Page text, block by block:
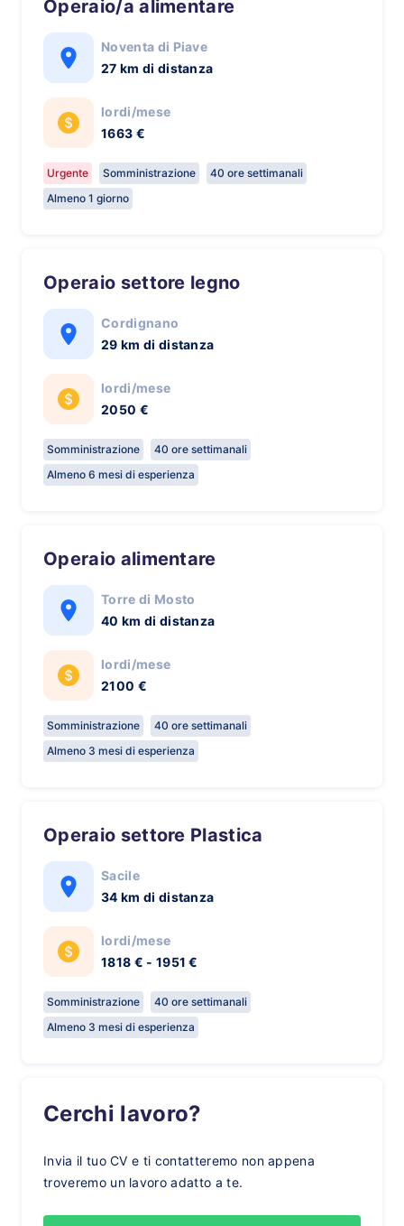
Operaio/a alimentare
Noventa di Piave
27 km di distanza
lordi/mese
1663 €
Urgente Somministrazione
40 ore settimanali
Almeno 1 giorno
Operaio settore legno
Cordignano
29 km di distanza
lordi/mese
2050 €
Somministrazione
40 ore settimanali
Almeno 6 mesi di esperienza
Operaio alimentare
Torre di Mosto
40 km di distanza
lordi/mese
2100 €
Somministrazione
40 ore settimanali
Almeno 3 mesi di esperienza
Operaio settore Plastica
Sacile
34 km di distanza
lordi/mese
1818 € - 1951 €
Somministrazione
40 ore settimanali
Almeno 3 mesi di esperienza
Cerchi lavoro?
Invia il tuo CV e ti contatteremo non appena
troveremo un lavoro adatto a te.